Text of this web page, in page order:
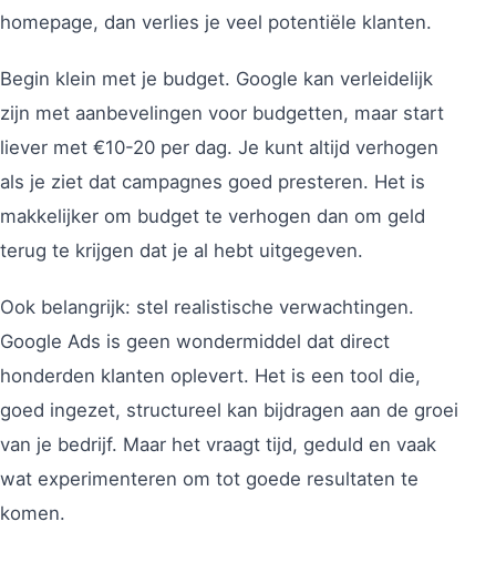
homepage, dan verlies je veel potentiële klanten.
Begin klein met je budget. Google kan verleidelijk
zijn met aanbevelingen voor budgetten, maar start
liever met €10-20 per dag. Je kunt altijd verhogen
als je ziet dat campagnes goed presteren. Het is
makkelijker om budget te verhogen dan om geld
terug te krijgen dat je al hebt uitgegeven.
Ook belangrijk: stel realistische verwachtingen.
Google Ads is geen wondermiddel dat direct
honderden klanten oplevert. Het is een tool die,
goed ingezet, structureel kan bijdragen aan de groei
van je bedrijf. Maar het vraagt tijd, geduld en vaak
wat experimenteren om tot goede resultaten te
komen.